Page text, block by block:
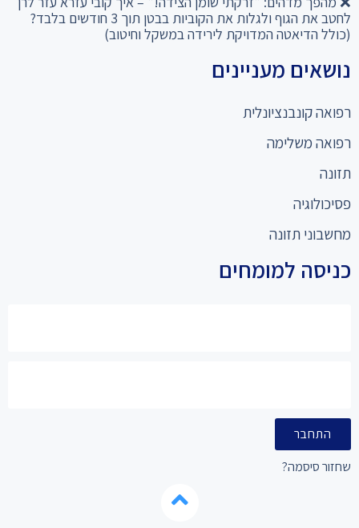
לחטב את הגוף ולגלות את הקוביות בבטן תוך 3 חודשים בלבד?
(כולל הדיאטה המדויקת לירידה במשקל וחיטוב)
נושאים מעניינים
רפואה קונבנציונלית
רפואה משלימה
תזונה
פסיכולוגיה
מחשבוני תזונה
כניסה למומחים
התחבר
שחזור סיסמה?